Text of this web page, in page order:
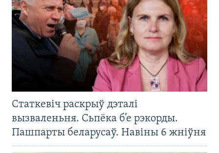
Статкевіч раскрыў дэталі
вызваленьня. Сьпёка б’е рэкорды.
Пашпарты беларусаў. Навіны 6 жніўня